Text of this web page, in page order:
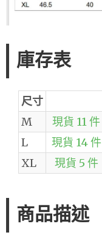
庫存表
尺寸
M
現貨 11 件
L
現貨 14 件
XL
現貨 5 件
商品描述